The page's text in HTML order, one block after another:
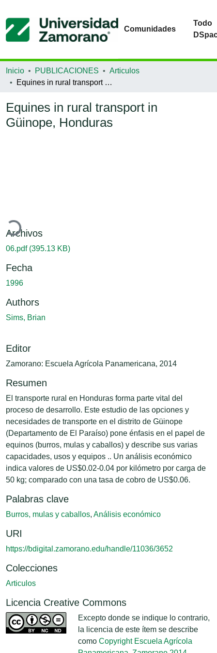
Comunidades
Todo
Inicio PUBLICACIONES
Articulos
Equines in rural transport in Güinope, Honduras
Equines in rural transport in
Güinope, Honduras
Archivos
06.pdf (395.13 KB)
Fecha
1996
Authors
Sims, Brian
Editor
Zamorano: Escuela Agrícola Panamericana, 2014
Resumen
El transporte rural en Honduras forma parte vital del
proceso de desarrollo. Este estudio de las opciones y
necesidades de transporte en el distrito de Güinope
(Departamento de El Paraíso) pone énfasis en el papel de
equinos (burros, mulas y caballos) y describe sus varias
capacidades, usos y equipos .. Un análisis económico
indica valores de US$0.02-0.04 por kilómetro por carga de
50 kg; comparado con una tasa de cobro de US$0.06.
Palabras clave
Burros, mulas y caballos, Análisis económico
URI
https://bdigital.zamorano.edu/handle/11036/3652
Colecciones
Articulos
Licencia Creative Commons
Excepto donde se indique lo contrario,
la licencia de este ítem se describe
como Copyright Escuela Agrícola